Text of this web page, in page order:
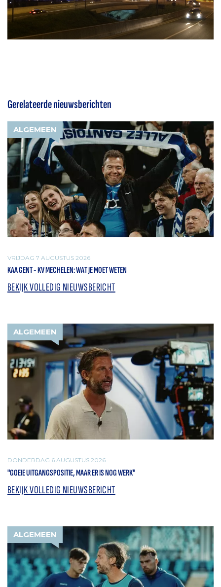
Gerelateerde nieuwsberichten
ALGEMEEN
VRIJDAG 7 AUGUSTUS 2026
KAA GENT - KV MECHELEN: WAT JE MOET WETEN
BEKIJK VOLLEDIG NIEUWSBERICHT
ALGEMEEN
DONDERDAG 6 AUGUSTUS 2026
"GOEIE UITGANGSPOSITIE, MAAR ER IS NOG WERK"
BEKIJK VOLLEDIG NIEUWSBERICHT
ALGEMEEN